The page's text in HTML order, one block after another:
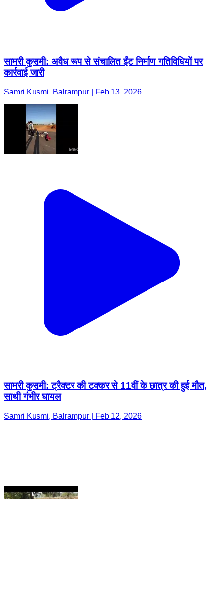
सामरी कुसमी: अवैध रूप से संचालित ईंट निर्माण गतिविधियों पर
सामरी कुसमी: ट्रैक्टर की टक्कर से 11वीं के छात्र की हुई मौत,
साथी गंभीर घायल